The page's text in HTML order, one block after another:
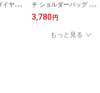
イヤ柄
性用
ット
デー
チ ショルダーバッグ ス
マホショルダー お財布ポ
シェット 斜め掛けバッグ
ミニバッグ 手持ち 肩掛
け カード 小銭入れ レデ
3,780円
もっと見る